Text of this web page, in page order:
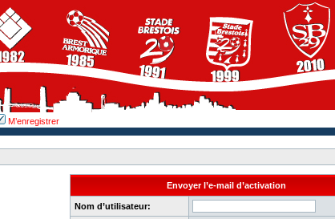
M’enregistrer
Envoyer l’e-mail d’activation
Nom d’utilisateur: